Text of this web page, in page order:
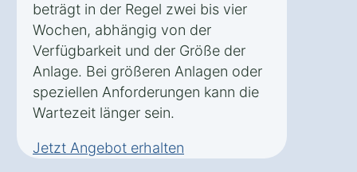
beträgt in der Regel zwei bis vier
Wochen, abhängig von der
Verfügbarkeit und der Größe der
Anlage. Bei größeren Anlagen oder
speziellen Anforderungen kann die
Wartezeit länger sein.
Jetzt Angebot erhalten